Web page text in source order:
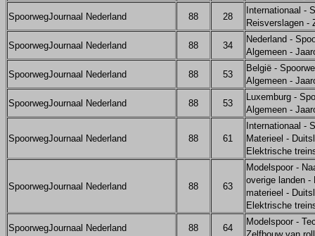
SpoorwegJournaal Nederland 88 28
Internationaal -
Reisverslagen -
SpoorwegJournaal Nederland 88 34
Nederland -
Algemeen -
SpoorwegJournaal Nederland 88 53
België -
Algemeen -
SpoorwegJournaal Nederland 88 53
Luxemburg -
Algemeen -
SpoorwegJournaal Nederland 88 61
Internationaal -
Materieel -
Elektrische
SpoorwegJournaal Nederland 88 63
Modelspoor -
overige landen -
materieel -
Elektrische
SpoorwegJournaal Nederland 88 64
Modelspoor -